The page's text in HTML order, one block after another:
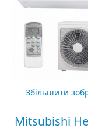
Збільшити
Mitsubishi